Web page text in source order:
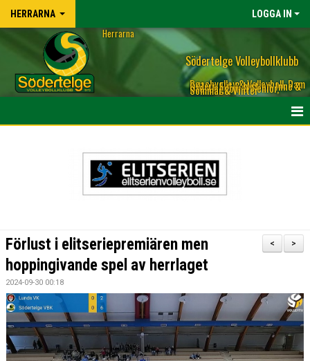
HERRARNA LOGGA IN
Södertelge Volleybollklubb
Beachvolley & Volleyboll, Dam
& Herr, Elit & Motion, Inne &
Ute, Ungdom & Senior,
Sommar & Vinter
Herrarna
TRUPPEN HERRLAGET & KONTAKT TILL TRÄNARE
BILDGALLERI
MATCHER
>
<
Förlust i elitseriepremiären men
hoppingivande spel av herrlaget
2024-09-30 00:18